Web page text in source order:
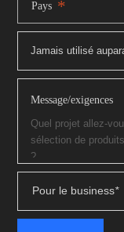
Pays *
Message/exigences
Pour le business*